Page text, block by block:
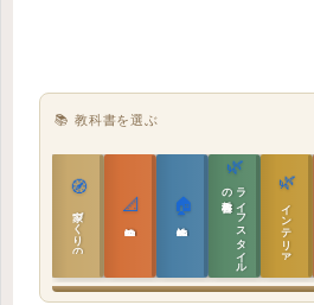
📚 教科書を選ぶ
🧭
家づくりの教科書 📐
実施設計の教科書
🏠
性能設計の教科書
🌿
ラ
イ
フ
ス
タ
イ
ル
の
教科書 🌿
インテリア設計